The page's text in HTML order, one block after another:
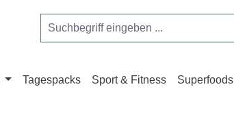
Tagespacks Sport & Fitness Superfoods